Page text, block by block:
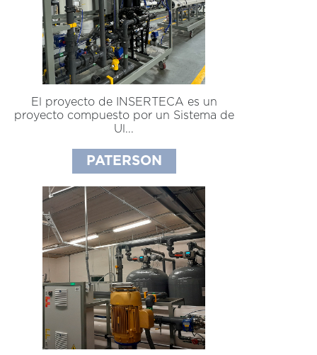
El proyecto de INSERTECA es un
proyecto compuesto por un Sistema de
Ul...
PATERSON